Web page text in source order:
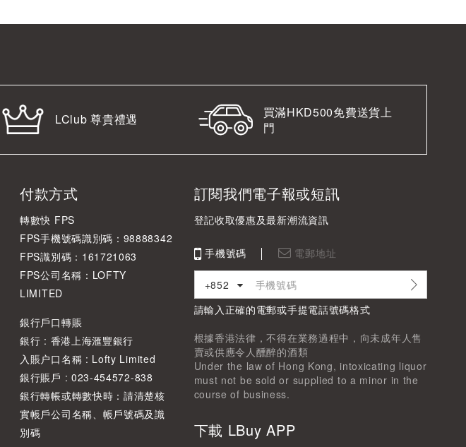
LClub 尊貴禮遇
買滿HKD500免費送貨上
門
付款方式
轉數快 FPS
FPS手機號碼識別碼：98888342
FPS識別碼：161721063
FPS公司名稱：LOFTY
LIMITED
銀行戶口轉賬
銀行 : 香港上海滙豐銀行
入賬户口名稱 : Lofty Limited
銀行賬戶 : 023-454572-838
銀行轉帳或轉數快時：請清楚核
實帳戶公司名稱、帳戶號碼及識
別碼
訂閱我們電子報或短訊
登記收取優惠及最新潮流資訊
手機號碼 電郵地址
+852
請輸入正確的電郵或手提電話號碼格式
根據香港法律，不得在業務過程中，向未成年人售
賣或供應令人醺醉的酒類
Under the law of Hong Kong, intoxicating liquor
must not be sold or supplied to a minor in the
course of business.
下載 LBuy APP